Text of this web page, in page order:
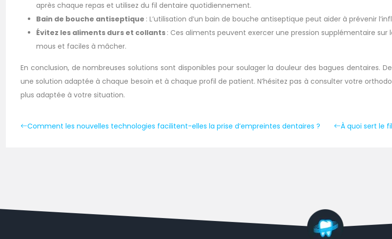
après chaque repas et utilisez du fil dentaire quotidiennement.
Bain de bouche antiseptique : L’utilisation d’un bain de bouche antiseptique peut aider à prévenir
Évitez les aliments durs et collants : Ces aliments peuvent exercer une pression supplémentaire
mous et faciles à mâcher.
En conclusion, de nombreuses solutions sont disponibles pour soulager la douleur des bagues dentaires.
une solution adaptée à chaque besoin et à chaque profil de patient. N’hésitez pas à consulter votre
plus adaptée à votre situation.
Comment les nouvelles technologies facilitent-elles la prise d’empreintes dentaires ? À quoi sert le